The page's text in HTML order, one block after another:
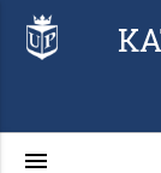
menu